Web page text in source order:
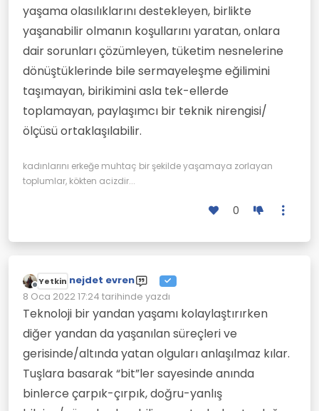
yaşama olasılıklarını destekleyen, birlikte
yaşanabilir olmanın koşullarını yaratan, onlara
dair sorunları çözümleyen, tüketim nesnelerine
dönüştüklerinde bile sermayeleşme eğilimini
taşımayan, birikimini asla tek-ellerde
toplamayan, paylaşımcı bir teknik nirengisi/
ölçüsü ortaklaşılabilir.
kadınlarını erkeğe muhtaç bir şekilde yaşamaya zorlayan
toplumlar, kökten acizdir...
0
Çevrimdışı
Yetkin nejdet evren
8 Oca 2022 17:24 tarihinde yazdı
Son düzenleyen:
Teknoloji bir yandan yaşamı kolaylaştırırken
diğer yandan da yaşanılan süreçleri ve
gerisinde/altında yatan olguları anlaşılmaz kılar.
Tuşlara basarak “bit”ler sayesinde anında
binlerce çarpık-çırpık, doğru-yanlış